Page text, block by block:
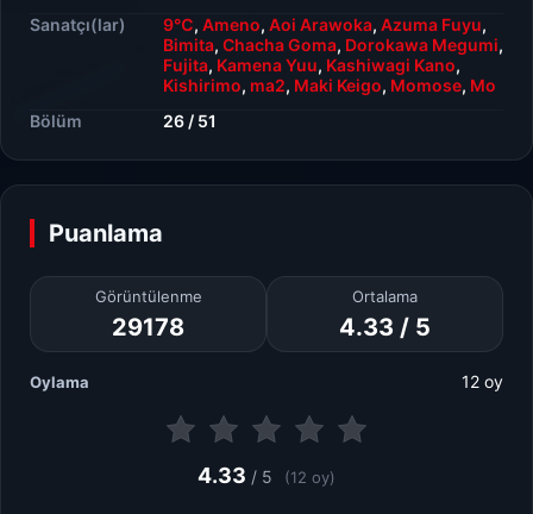
Sanatçı(lar)
9℃, Ameno, Aoi Arawoka, Azuma Fuyu,
Bimita, Chacha Goma, Dorokawa Megumi,
Fujita, Kamena Yuu, Kashiwagi Kano,
Kishirimo, ma2, Maki Keigo, Momose, Mo
Bölüm
26 / 51
Puanlama
Görüntülenme
29178
Ortalama
4.33 / 5
Oylama 12 oy
4.33 / 5 (12 oy)